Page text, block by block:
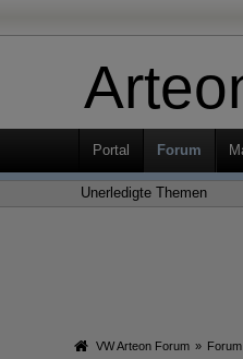
Portal Forum
Unerledigte Themen
VW Arteon Forum » Forum